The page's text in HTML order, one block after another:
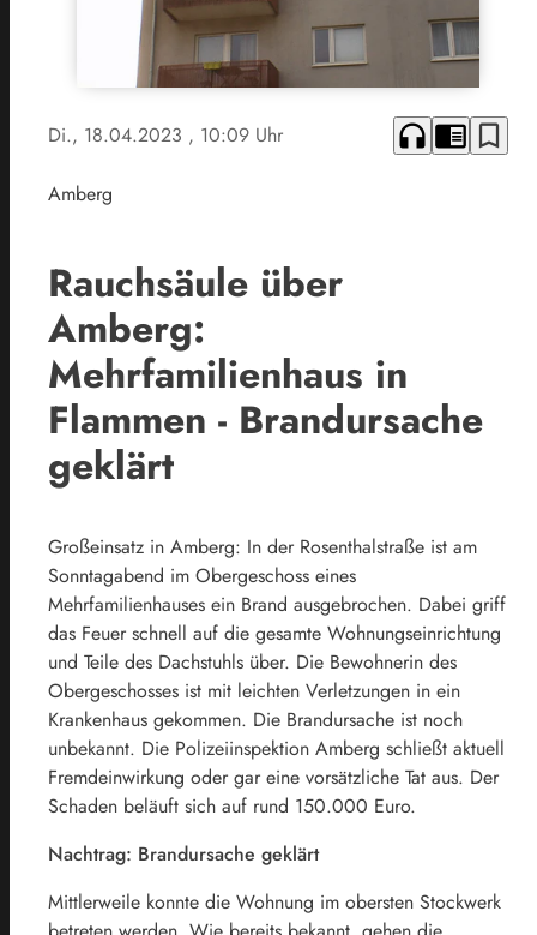
Di., 18.04.2023 , 10:09 Uhr headphones chrome_reader_mode bookmark_border
Amberg
Rauchsäule über
Amberg:
Mehrfamilienhaus in
Flammen - Brandursache
geklärt
Großeinsatz in Amberg: In der Rosenthalstraße ist am
Sonntagabend im Obergeschoss eines
Mehrfamilienhauses ein Brand ausgebrochen. Dabei griff
das Feuer schnell auf die gesamte Wohnungseinrichtung
und Teile des Dachstuhls über. Die Bewohnerin des
Obergeschosses ist mit leichten Verletzungen in ein
Krankenhaus gekommen. Die Brandursache ist noch
unbekannt. Die Polizeiinspektion Amberg schließt aktuell
Fremdeinwirkung oder gar eine vorsätzliche Tat aus. Der
Schaden beläuft sich auf rund 150.000 Euro.
Nachtrag: Brandursache geklärt
Mittlerweile konnte die Wohnung im obersten Stockwerk